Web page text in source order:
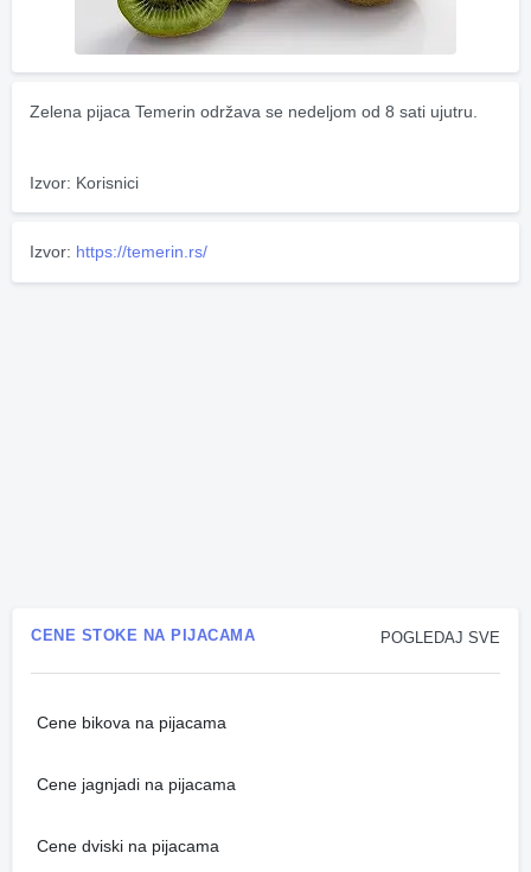
Zelena pijaca Temerin održava se nedeljom od 8 sati ujutru.
Izvor: Korisnici
Izvor: https://temerin.rs/
POGLEDAJ SVE
CENE STOKE NA PIJACAMA
Cene bikova na pijacama
Cene jagnjadi na pijacama
Cene dviski na pijacama